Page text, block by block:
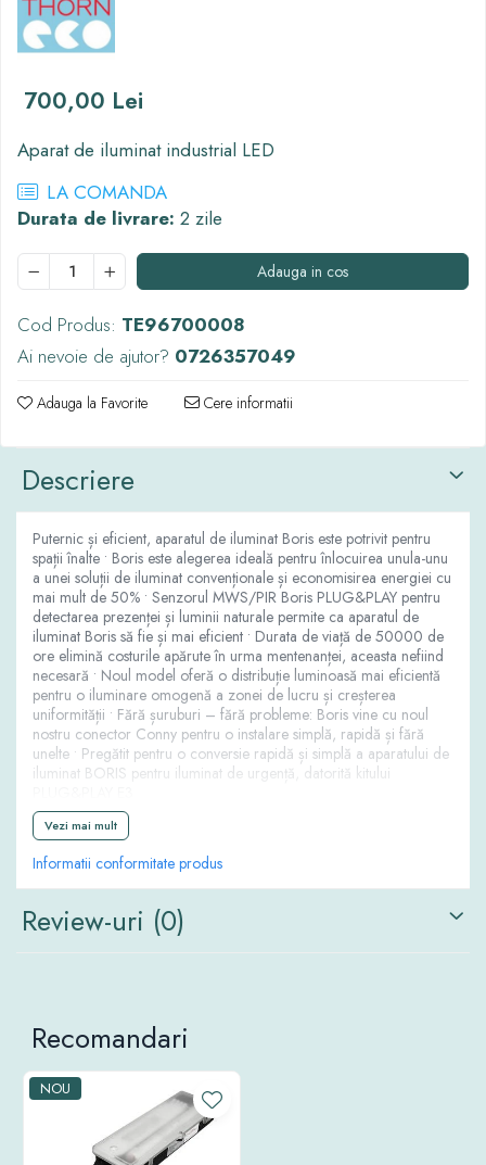
Thorn ECO
Vyrtych
700,00 Lei
Aparat de iluminat industrial LED
LA COMANDA
Durata de livrare: 2 zile
Adauga in cos
Cod Produs: TE96700008
Ai nevoie de ajutor? 0726357049
Adauga la Favorite Cere informatii
Descriere
Puternic și eficient, aparatul de iluminat Boris este potrivit pentru
spații înalte • Boris este alegerea ideală pentru înlocuirea unula-unu
a unei soluții de iluminat convenționale și economisirea energiei cu
mai mult de 50% • Senzorul MWS/PIR Boris PLUG&PLAY pentru
detectarea prezenței și luminii naturale permite ca aparatul de
iluminat Boris să fie și mai eficient • Durata de viață de 50000 de
ore elimină costurile apărute în urma mentenanței, aceasta nefiind
necesară • Noul model oferă o distribuție luminoasă mai eficientă
pentru o iluminare omogenă a zonei de lucru și creșterea
uniformității • Fără șuruburi – fără probleme: Boris vine cu noul
nostru conector Conny pentru o instalare simplă, rapidă și fără
unelte • Pregătit pentru o conversie rapidă și simplă a aparatului de
iluminat BORIS pentru iluminat de urgență, datorită kitului
Catalog
Vezi mai mult
Informatii conformitate produs
Review-uri (0)
Recomandari
NOU